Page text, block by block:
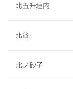
北五升垣内
北谷
北ノ砂子